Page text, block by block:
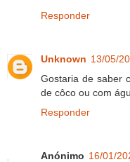
Responder
Unknown 13/05/
Gostaria de saber
de côco ou com
Responder
Anónimo 16/01/